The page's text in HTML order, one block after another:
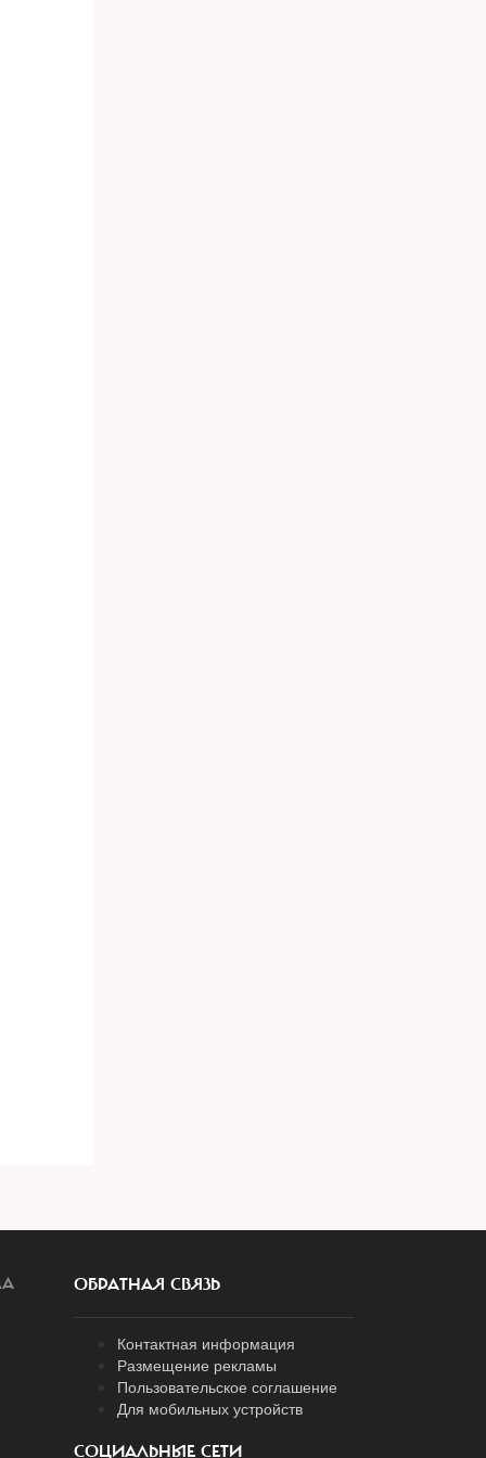
ОБРАТНАЯ СВЯЗЬ
Контактная информация
Размещение рекламы
Пользовательское соглашение
Для мобильных устройств
СОЦИАЛЬНЫЕ СЕТИ